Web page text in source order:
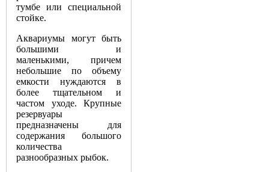
тумбе или специальной
стойке.
Аквариумы могут быть
большими и
маленькими, причем
небольшие по объему
емкости нуждаются в
более тщательном и
частом уходе. Крупные
резервуары
предназначены для
содержания большого
количества
разнообразных рыбок.